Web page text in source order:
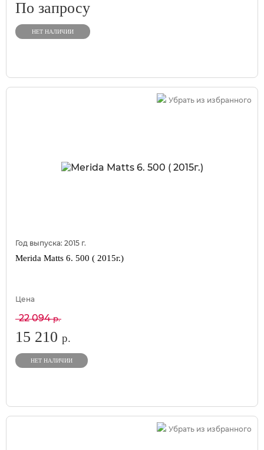
По запросу
НЕТ НАЛИЧИИ
Убрать из избранного
Год выпуска: 2015 г.
Merida Matts 6. 500 ( 2015г.)
Цена
22 094р.
15 210 р.
НЕТ НАЛИЧИИ
Убрать из избранного